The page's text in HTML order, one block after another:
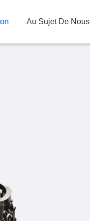
Au Sujet De Nous